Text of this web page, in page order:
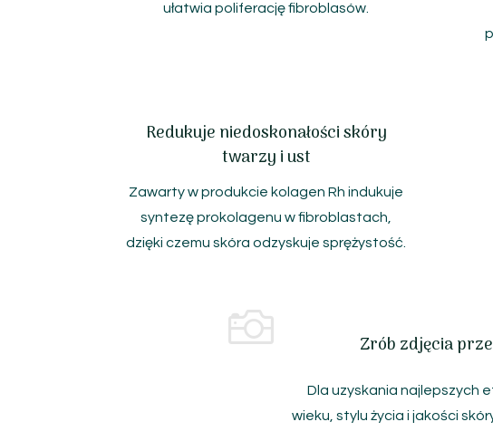
ułatwia poliferację fibroblasów.
Redukuje niedoskonałości skóry
twarzy i ust
Zawarty w produkcie kolagen Rh indukuje
syntezę prokolagenu w fibroblastach,
dzięki czemu skóra odzyskuje sprężystość.

Zrób zdjęcia
Dla uzyskania najlepszych
wieku, stylu życia i jakości